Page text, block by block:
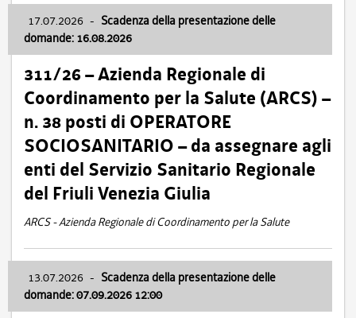
17.07.2026 - Scadenza della presentazione delle
domande: 16.08.2026
311/26 – Azienda Regionale di
Coordinamento per la Salute (ARCS) –
n. 38 posti di OPERATORE
SOCIOSANITARIO – da assegnare agli
enti del Servizio Sanitario Regionale
del Friuli Venezia Giulia
ARCS - Azienda Regionale di Coordinamento per la Salute
13.07.2026 - Scadenza della presentazione delle
domande: 07.09.2026 12:00